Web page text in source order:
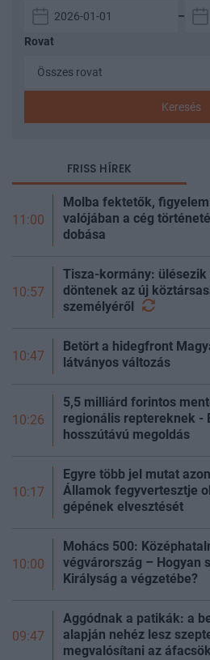
–
Rovat
Keresés
FRISS HÍREK
11:00
Molba fektetők,
valójában a cég
dobása
10:57
Tisza-kormány:
döntenek az új
személyéről
10:47
Betört a hidegfront
látványos változás
10:26
5,5 milliárd forintos
regionális reptereknek -
hosszútávú megoldás
10:17
Egyre több jel mutat
Államok fegyvertesztje
gépének elvesztését
10:00
Mohács 500:
végvárország – Hogyan
Királyság a végzetébe?
09:47
Aggódnak a patikák: a
alapján nehéz lesz
megvalósítani az